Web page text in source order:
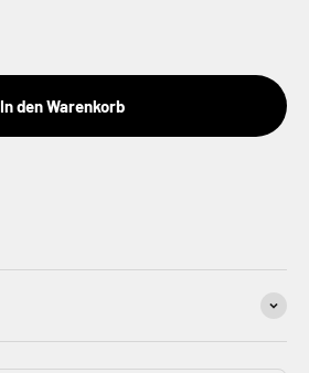
In den Warenkorb